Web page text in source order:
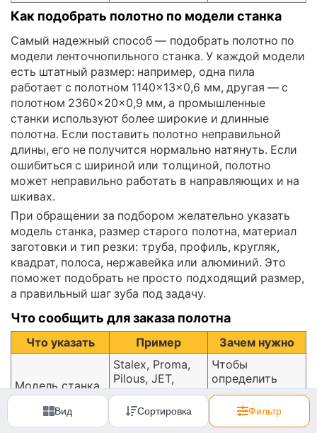
Вид Сортировка Фильтр
Как подобрать полотно по модели станка
Самый надежный способ — подобрать полотно по
модели ленточнопильного станка. У каждой модели
есть штатный размер: например, одна пила
работает с полотном 1140×13×0,6 мм, другая — с
полотном 2360×20×0,9 мм, а промышленные
станки используют более широкие и длинные
полотна. Если поставить полотно неправильной
длины, его не получится нормально натянуть. Если
ошибиться с шириной или толщиной, полотно
может неправильно работать в направляющих и на
шкивах.
При обращении за подбором желательно указать
модель станка, размер старого полотна, материал
заготовки и тип резки: труба, профиль, кругляк,
квадрат, полоса, нержавейка или алюминий. Это
поможет подобрать не просто подходящий размер,
а правильный шаг зуба под задачу.
Что сообщить для заказа полотна
Что указать Пример Зачем нужно
Модель станка
Stalex, Proma,
Pilous, JET,
Metal Master и
др.
Чтобы
определить
штатный
размер полотна
Чтобы полотно